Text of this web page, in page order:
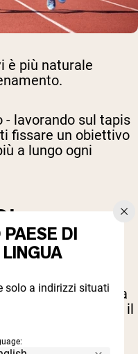
è più naturale
- lavorando sul tapis
fissare un obiettivo
a lungo ogni
che puoi
Significa la
combinata con il
DI
solo a indirizzi situati